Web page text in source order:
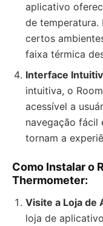
aplicativo
de temperatura.
certos
faixa térmica
Interface
intuitiva, o
acessível a
navegação fácil
tornam a
Como Instalar o
Thermometer:
Visite a Loja de
loja de